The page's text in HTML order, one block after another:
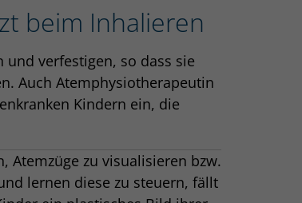
beim Inhalieren
verfestigen, so dass sie
Auch Atemphysiotherapeutin
Kindern ein, die
Atemzüge zu visualisieren bzw.
lernen diese zu steuern, fällt